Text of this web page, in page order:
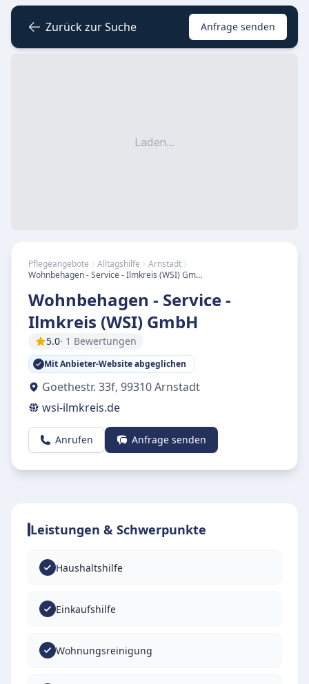
Zurück zur Suche Anfrage senden
Laden...
Pflegeangebote Alltagshilfe
Arnstadt
Wohnbehagen - Service - Ilmkreis (WSI) GmbH
Wohnbehagen - Service -
Ilmkreis (WSI) GmbH
5.0· 1 Bewertungen
Mit Anbieter-Website abgeglichen
Goethestr. 33f, 99310Arnstadt
wsi-ilmkreis.de
Anrufen Anfrage senden
Leistungen & Schwerpunkte
Haushaltshilfe
Einkaufshilfe
Wohnungsreinigung